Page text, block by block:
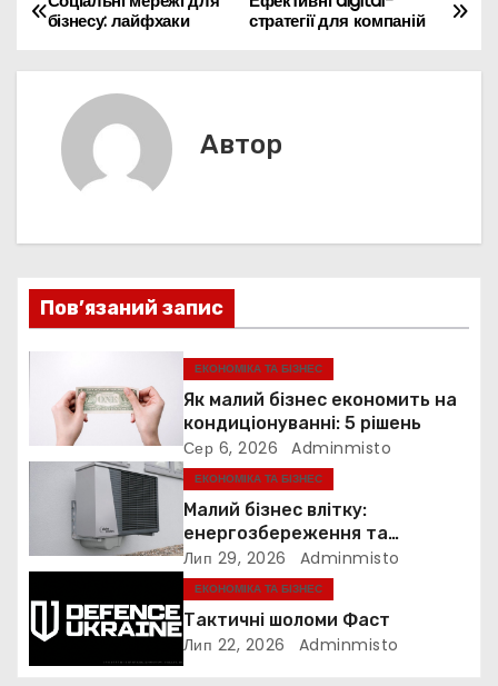
o
o
k
p
n n
g
m
d
s т
с
Н
а
ц
і
я
а
и
с
і
стратегії для компаній
бізнесу: лайфхаки
Автор
Пов’язаний запис
ЕКОНОМІКА ТА БІЗНЕС
Як малий бізнес економить на
кондиціонуванні: 5 рішень
Сер 6, 2026 Adminmisto
ЕКОНОМІКА ТА БІЗНЕС
Малий бізнес влітку:
енергозбереження та
прибутковість
Лип 29, 2026 Adminmisto
ЕКОНОМІКА ТА БІЗНЕС
Тактичні шоломи Фаст
Лип 22, 2026 Adminmisto